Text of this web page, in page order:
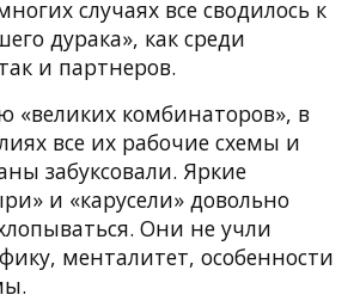
случаях все сводилось к
дурака», как среди
и партнеров.
«великих комбинаторов», в
все их рабочие схемы и
забуксовали. Яркие
и «карусели» довольно
Они не учли
менталитет, особенности